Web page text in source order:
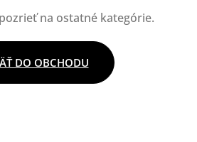
na ostatné kategórie.
DO OBCHODU